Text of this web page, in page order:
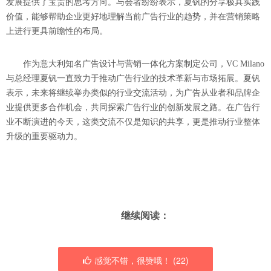
发展提供了宝贵的思考方向。与会者纷纷表示，夏钒的分享极具实践
价值，能够帮助企业更好地理解当前广告行业的趋势，并在营销策略
上进行更具前瞻性的布局。
作为意大利知名广告设计与营销一体化方案制定公司，VC Milano
与总经理夏钒一直致力于推动广告行业的技术革新与市场拓展。夏钒
表示，未来将继续举办类似的行业交流活动，为广告从业者和品牌企
业提供更多合作机会，共同探索广告行业的创新发展之路。在广告行
业不断演进的今天，这类交流不仅是知识的共享，更是推动行业整体
升级的重要驱动力。
继续阅读：
感觉不错，很赞哦！ (22)